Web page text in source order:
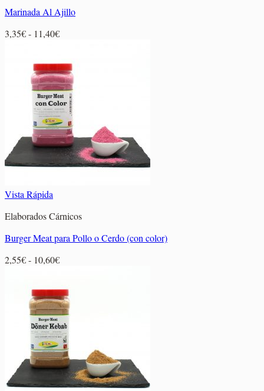
Marinada Al Ajillo
3,35€- 11,40€Rango
desde
3,35€
hasta
11,40€
Vista Rápida
Elaborados Cárnicos
Burger Meat para Pollo o Cerdo (con color)
2,55€- 10,60€Rango
desde
2,55€
hasta
10,60€